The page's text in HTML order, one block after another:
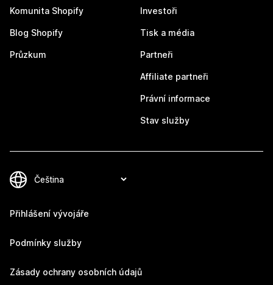
Komunita Shopify
Blog Shopify
Průzkum
Investoři
Tisk a média
Partneři
Affiliate partneři
Právní informace
Stav služby
Přihlášení vývojáře
Podmínky služby
Zásady ochrany osobních údajů